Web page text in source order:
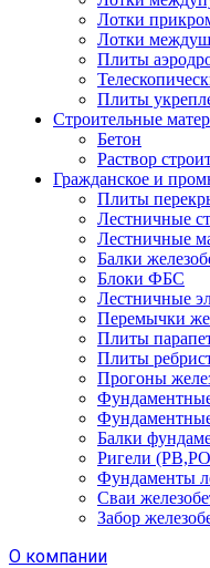
Лотки
Лотки
Плиты
Плиты
Строительные
Бетон
Раствор
Гражданское и
Плиты
Лестничные
Лестничные
Балки
Блоки ФБС
Лестничные
Перемычки
Плиты
Плиты
Прогоны
Балки
Ригели
Фундаменты
Сваи
Забор
О компании